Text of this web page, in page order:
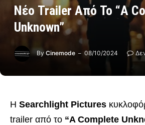
Νέο Trailer Από Το “A
Unknown”
By Cinemode 08/10/2024
Η Searchlight Pictures
trailer από το “A Complete